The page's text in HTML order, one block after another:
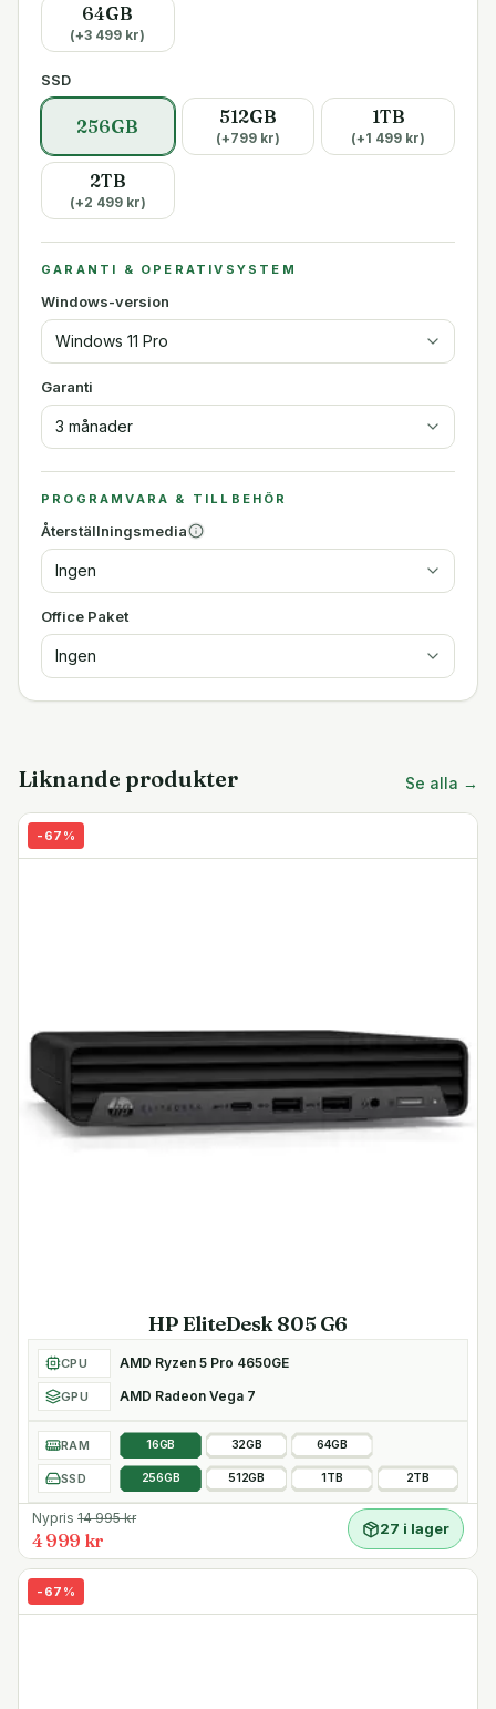
64GB
(+3 499 kr)
SSD
256GB 512GB
(+799kr)
1TB
(+1 499 kr)
2TB
(+2 499kr)
GARANTI & OPERATIVSYSTEM
Windows-version
Windows 11 Pro
Garanti
3 månader
PROGRAMVARA & TILLBEHÖR
Återställningsmedia
Ingen
Office Paket
Ingen
Liknande produkter Se alla →
- 67 %
HP EliteDesk 805 G6
CPU AMD Ryzen 5 Pro 4650GE
GPU AMD Radeon Vega 7
RAM 16GB 32GB 64GB
SSD 256GB 512GB 1TB 2TB
Nypris 14 995kr
4 999 kr
27 i lager
- 67 %